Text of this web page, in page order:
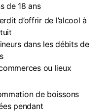
de 18 ans
d’offrir de l’alcool à
dans les débits de
ou lieux
de boissons
pendant